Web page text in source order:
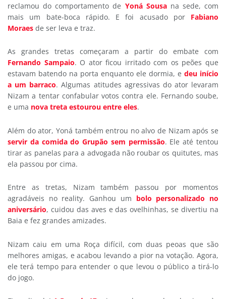
reclamou do comportamento de Yoná Sousana sede, com
mais um bate-boca rápido. E foi acusado por Fabiano
Moraes de ser leva e traz.
As grandes tretas começaram a partir do embate com
Fernando Sampaio. O ator ficou irritado com os peões que
estavam batendo na porta enquanto ele dormia, e deu início
a um barraco. Algumas atitudes agressivas do ator levaram
Nizam a tentar confabular votos contra ele. Fernando soube,
e uma nova treta estourou entre eles.
Além do ator, Yoná também entrou no alvo de Nizam após se
servir da comida do Grupão sem permissão. Ele até tentou
tirar as panelas para a advogada não roubar os quitutes, mas
ela passou por cima.
Entre as tretas, Nizam também passou por momentos
agradáveis no reality. Ganhou um bolo personalizado no
aniversário, cuidou das aves e das ovelhinhas, se divertiu na
Baia e fez grandes amizades.
Nizam caiu em uma Roça difícil, com duas peoas que são
melhores amigas, e acabou levando a pior na votação. Agora,
ele terá tempo para entender o que levou o público a tirá-lo
do jogo.